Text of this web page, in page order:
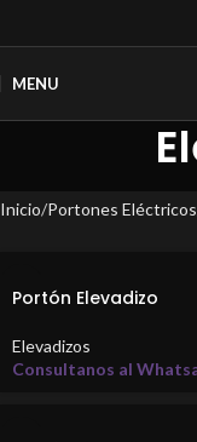
MENU
Inicio Portones Eléctricos
Portón Elevadizo
Elevadizos
Consultanos al